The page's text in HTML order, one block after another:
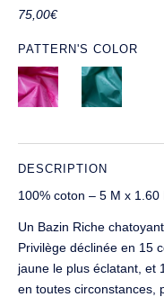
75,00€
PATTERN'S COLOR
DESCRIPTION
100% coton – 5 M x 1.60
Un Bazin Riche
Privilège déclinée en 15
jaune le plus éclatant, et
en toutes circonstances,